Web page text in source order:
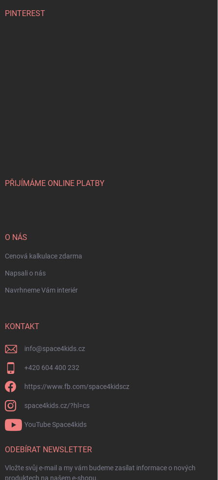
PINTEREST
PŘIJÍMÁME ONLINE PLATBY
O NÁS
Cenová kalkulace zdarma
Napsali o nás
Navrhneme Vám interiér
KONTAKT
info@space4kids.cz
+420 604 400 232
https://www.fb.com/space4kidscz
space4kids.cz/?hl=cs
YouTube Space4kids
ODEBÍRAT NEWSLETTER
Vložte svůj e-mail a my vám budeme zasílat informace o nových
produktech na našem e-shopu.